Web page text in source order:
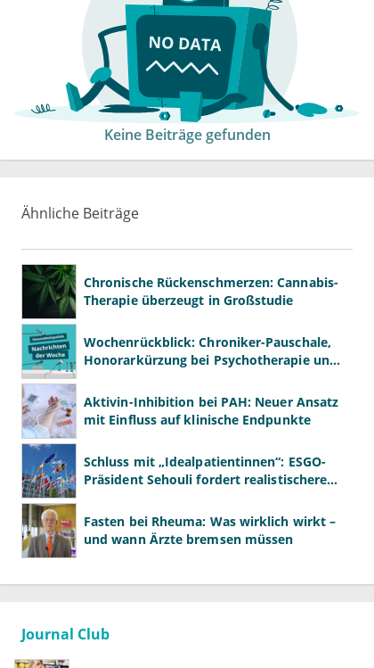
Keine Beiträge gefunden
Ähnliche Beiträge
Chronische Rückenschmerzen: Cannabis-
Therapie überzeugt in Großstudie
Wochenrückblick: Chroniker-Pauschale,
Honorarkürzung bei Psychotherapie und
Aktivin-Inhibition bei PAH: Neuer Ansatz
mit Einfluss auf klinische Endpunkte
Schluss mit „Idealpatientinnen“: ESGO-
Präsident Sehouli fordert realistischere
Fasten bei Rheuma: Was wirklich wirkt –
und wann Ärzte bremsen müssen
Journal Club